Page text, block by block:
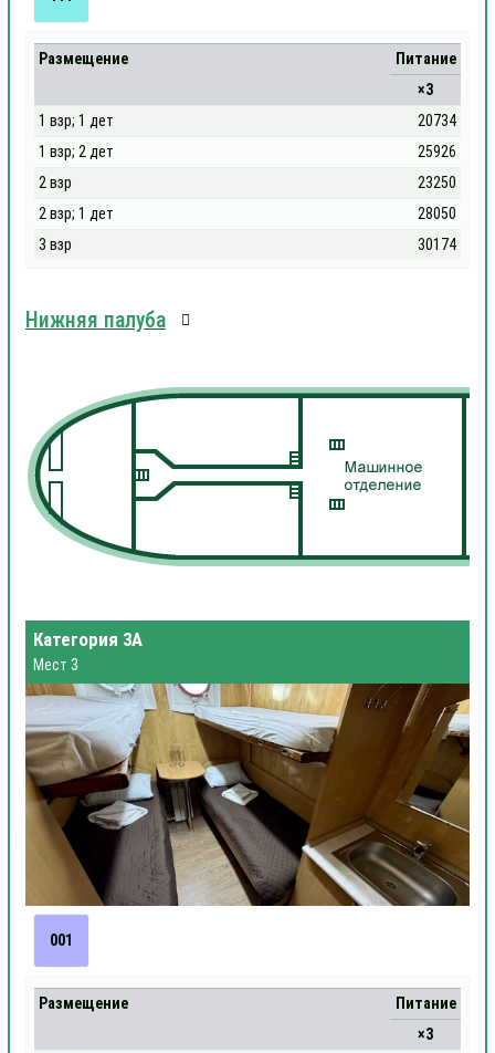
Размещение
Питание
×3
1 взр; 1 дет
20734
1 взр; 2 дет
25926
2 взр
23250
2 взр; 1 дет
28050
3 взр
30174
Нижняя палуба
Категория 3А
Мест 3
001
Размещение
Питание
×3